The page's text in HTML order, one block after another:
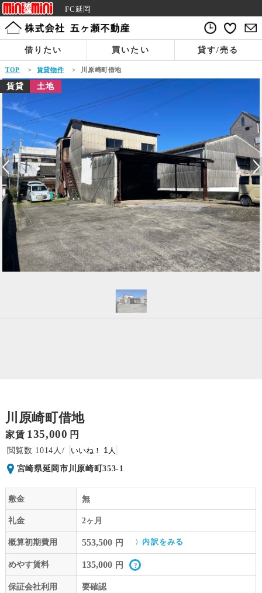
FC延岡
借りたい 買いたい 貸す/売る
TOP > 賃貸物件 > 川原崎町借地
賃貸 土地
川原崎町借地
家賃 135,000 円
1014
1
宮崎県延岡市川原崎町353-1
敷金 無
礼金 2ヶ月
概算初期費用 553,500 円 内訳をみる
めやす賃料 135,000 円
保証会社利用 要確認